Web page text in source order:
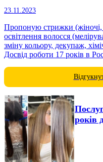
23.11.2023
Пропоную стрижки (жіночі,
освітлення волосся
зміну кольору, декупаж,
Досвід роботи 17 років в
років